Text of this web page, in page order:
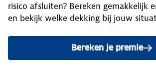
risico afsluiten? Bereken gemakkelijk
en bekijk welke dekking bij jouw
Bereken je premie
voor de